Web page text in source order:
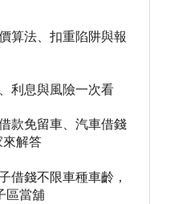
算法、扣重陷阱與報
利息與風險一次看
款免留車、汽車借錢
解答
借錢不限車種車齡，
區當舖